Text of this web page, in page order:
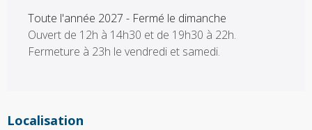
Toute l'année 2027 - Fermé le dimanche
Ouvert de 12h à 14h30 et de 19h30 à 22h.
Fermeture à 23h le vendredi et samedi.
Localisation